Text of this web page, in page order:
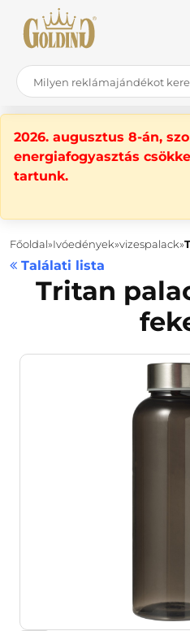
2026. augusztus 8-án,
energiafogyasztás
tartunk.
Főoldal Ivóedények vizespalack
Találati lista
Tritan